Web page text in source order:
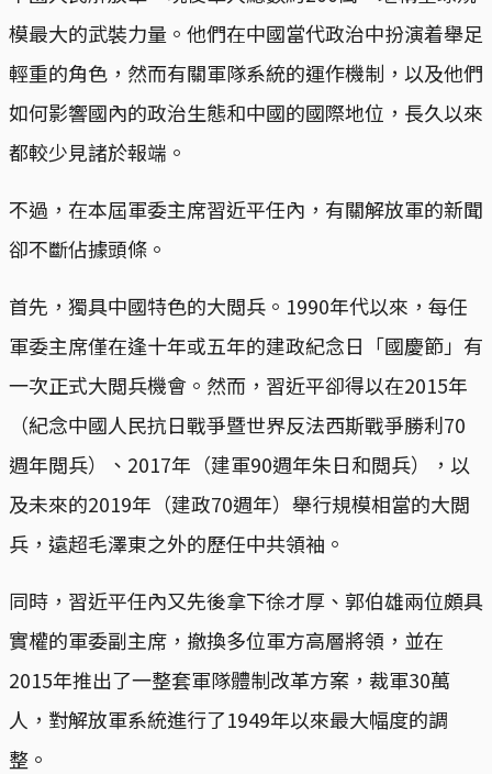
模最大的武裝力量。他們在中國當代政治中扮演着舉足
輕重的角色，然而有關軍隊系統的運作機制，以及他們
如何影響國內的政治生態和中國的國際地位，長久以來
都較少見諸於報端。
不過，在本屆軍委主席習近平任內，有關解放軍的新聞
卻不斷佔據頭條。
首先，獨具中國特色的大閲兵。1990年代以來，每任
軍委主席僅在逢十年或五年的建政紀念日「國慶節」有
一次正式大閲兵機會。然而，習近平卻得以在2015年
（紀念中國人民抗日戰爭暨世界反法西斯戰爭勝利70
週年閲兵）、2017年（建軍90週年朱日和閲兵），以
及未來的2019年（建政70週年）舉行規模相當的大閲
兵，遠超毛澤東之外的歷任中共領袖。
同時，習近平任內又先後拿下徐才厚、郭伯雄兩位頗具
實權的軍委副主席，撤換多位軍方高層將領，並在
2015年推出了一整套軍隊體制改革方案，裁軍30萬
人，對解放軍系統進行了1949年以來最大幅度的調
整。